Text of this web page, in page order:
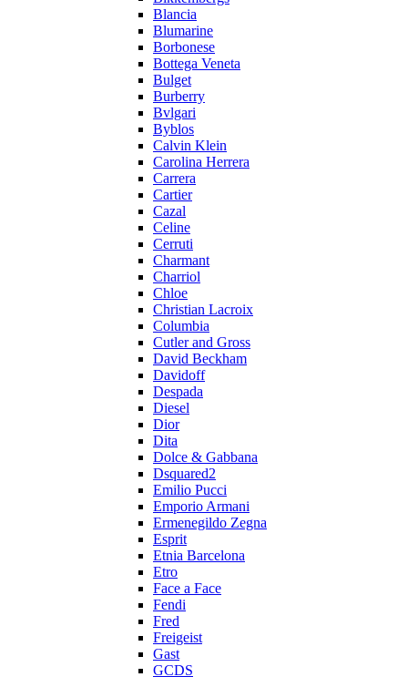
Blancia
Blumarine
Borbonese
Bottega Veneta
Bulget
Burberry
Bvlgari
Byblos
Calvin Klein
Carolina Herrera
Carrera
Cartier
Cazal
Celine
Cerruti
Charmant
Charriol
Chloe
Christian Lacroix
Columbia
Cutler and Gross
David Beckham
Davidoff
Despada
Diesel
Dior
Dita
Dolce & Gabbana
Dsquared2
Emilio Pucci
Emporio Armani
Ermenegildo Zegna
Esprit
Etnia Barcelona
Etro
Face a Face
Fendi
Fred
Freigeist
Gast
GCDS